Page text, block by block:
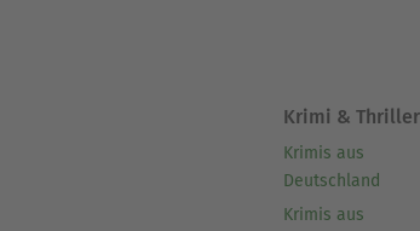
Krimi & Thriller
Krimis aus
Deutschland
Krimis aus